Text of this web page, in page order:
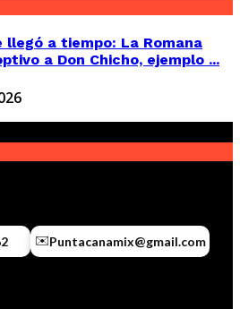
llegó a tiempo: La Romana
a Don Chicho, ejemplo ...
✉️Puntacanamix@gmail.com